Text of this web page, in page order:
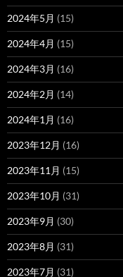
2024年5月 (15)
2024年4月 (15)
2024年3月 (16)
2024年2月 (14)
2024年1月 (16)
2023年12月 (16)
2023年11月 (15)
2023年10月 (31)
2023年9月 (30)
2023年8月 (31)
2023年7月 (31)